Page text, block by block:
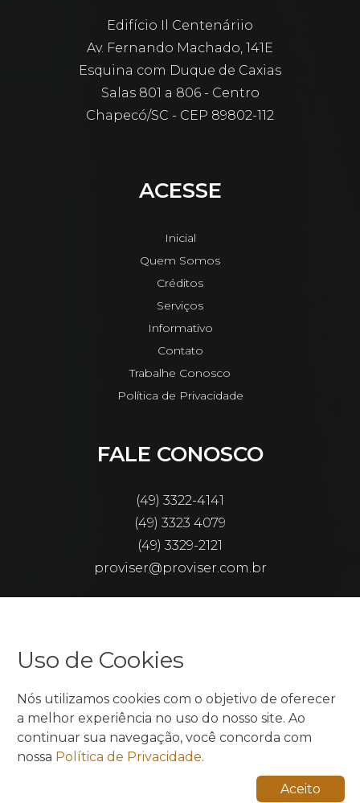
Edifício Il Centenáriio
Av. Fernando Machado, 141E
Esquina com Duque de Caxias
Salas 801 a 806 - Centro
Chapecó/SC - CEP 89802-112
ACESSE
Inicial
Quem Somos
Créditos
Serviços
Informativo
Contato
Trabalhe Conosco
Política de Privacidade
FALE CONOSCO
(49) 3322-4141
(49) 3323 4079
(49) 3329-2121
proviser@proviser.com.br
CNPJ: 07.192.322/0001-29
Uso de Cookies
Nós utilizamos cookies com o objetivo de oferecer
a melhor experiência no uso do nosso site. Ao
continuar sua navegação, você concorda com
nossa Política de Privacidade.
Aceito